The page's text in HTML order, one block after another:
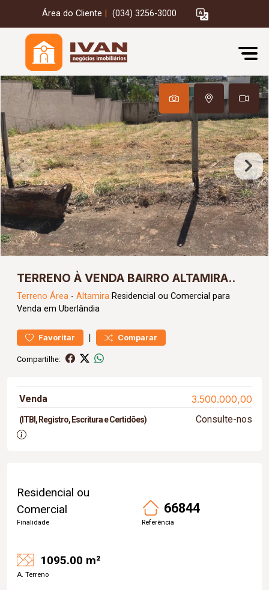
Área do Cliente (034) 3256-3000
TERRENO À VENDA BAIRRO ALTAMIRA..
Terreno Área - Altamira Residencial ou Comercial para
Venda em Uberlândia
Favoritar | Comparar
Compartilhe:
Venda 3.500.000,00
(ITBI, Registro, Escritura e Certidões) Consulte-nos
Residencial ou
Comercial
Finalidade
66844
Referência
1095.00 m²
A. Terreno